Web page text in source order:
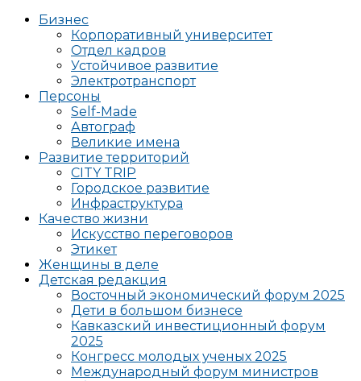
Бизнес
Корпоративный университет
Отдел кадров
Устойчивое развитие
Электротранспорт
Персоны
Self-Made
Автограф
Великие имена
Развитие территорий
CITY TRIP
Городское развитие
Инфраструктура
Качество жизни
Искусство переговоров
Этикет
Женщины в деле
Детская редакция
Восточный экономический форум 2025
Дети в большом бизнесе
Кавказский инвестиционный форум
2025
Конгресс молодых ученых 2025
Международный форум министров